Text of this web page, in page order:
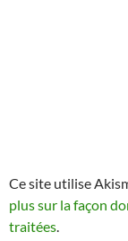
Ce site utilise
plus sur la façon
traitées.